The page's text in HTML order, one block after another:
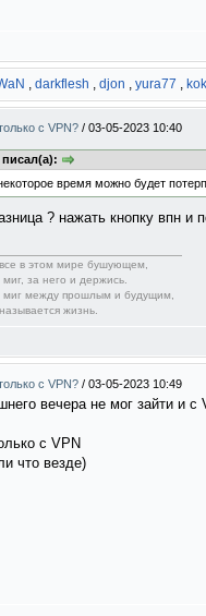
, darkflesh , djon , yura77 ,
с VPN? / 03-05-2023 10:40
время можно будет
? нажать кнопку впн и
в этом мире бушующем,
миг, за него и держись.
миг между прошлым и будущим,
жизнь.
с VPN? / 03-05-2023 10:49
вечера не мог зайти и с
с VPN
что везде)